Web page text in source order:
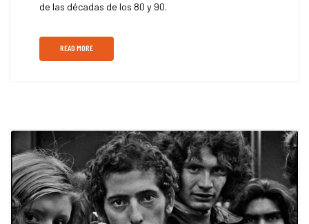
de las décadas de los 80 y 90.
READ MORE